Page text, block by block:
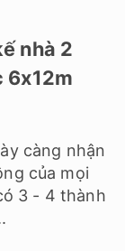
nhà 2
6x12m
càng nhận
của mọi
3 - 4 thành